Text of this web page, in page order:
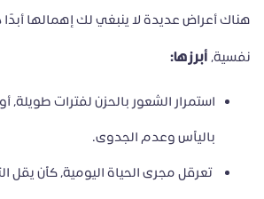
هناك أعراض عديدة لا ينبغي لك إهمالها
نفسية، أبرزها:
استمرار الشعور بالحزن لفترات طويلة،
باليأس وعدم الجدوى.
تعرقل مجرى الحياة اليومية، كأن يقل